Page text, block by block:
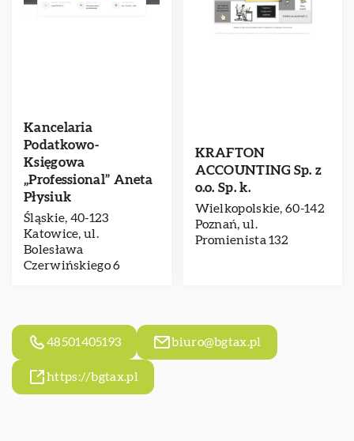
Kancelaria
Podatkowo-
Księgowa
„Professional” Aneta
Płysiuk
Śląskie, 40-123
Katowice, ul.
Bolesława
Czerwińskiego 6
KRAFTON
ACCOUNTING Sp. z
o.o. Sp. k.
Wielkopolskie, 60-142
Poznań, ul.
Promienista 132
48501405193 biuro@bgtax.pl
https://bgtax.pl